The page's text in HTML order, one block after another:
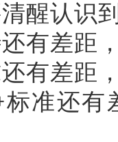
醒认识
有差距
有差距
准还有